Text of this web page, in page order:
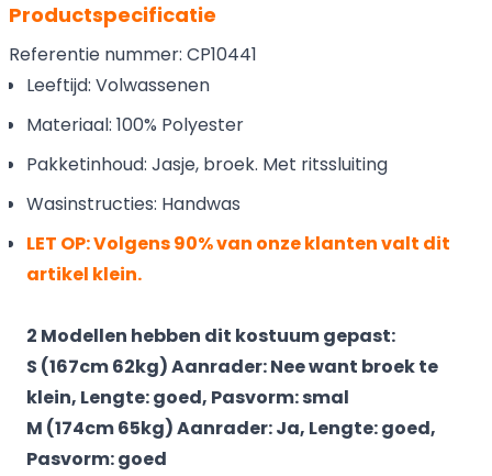
Productspecificatie
Referentie nummer: CP10441
Leeftijd: Volwassenen
Materiaal: 100% Polyester
Pakketinhoud: Jasje, broek. Met ritssluiting
Wasinstructies: Handwas
LET OP: Volgens 90% van onze klanten valt dit
artikel klein.
2 Modellen hebben dit kostuum gepast:
S (167cm 62kg) Aanrader: Nee want broek te
klein, Lengte: goed, Pasvorm: smal
M (174cm 65kg) Aanrader: Ja, Lengte: goed,
Pasvorm: goed